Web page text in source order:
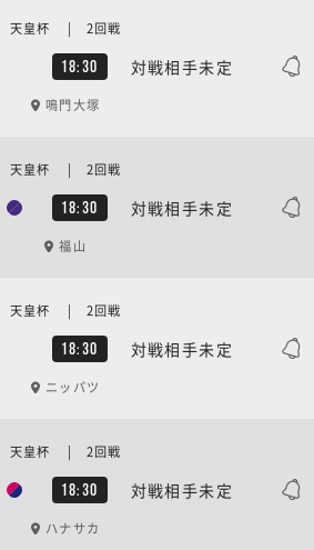
18:30 対戦相手未定
天皇杯 | 2回戦
鳴門大塚
18:30 対戦相手未定
天皇杯 | 2回戦
福山
18:30 対戦相手未定
天皇杯 | 2回戦
ニッパツ
18:30 対戦相手未定
天皇杯 | 2回戦
ハナサカ